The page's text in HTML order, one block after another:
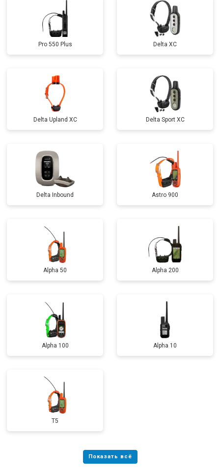
Pro 550 Plus Delta XC
Delta Upland XC Delta Sport XC
Delta Inbound Astro 900
Alpha 50 Alpha 200
Alpha 100 Alpha 10
T5